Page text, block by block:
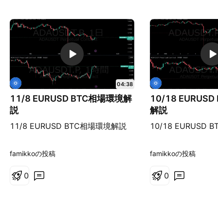
11/8 EURUSD BTC相場環境解
説
11/8 EURUSD BTC相場環境解説
04:38
famikkoの投稿
0
10/18 EURUSD
解説
10/18 EURUSD
famikkoの投稿
0